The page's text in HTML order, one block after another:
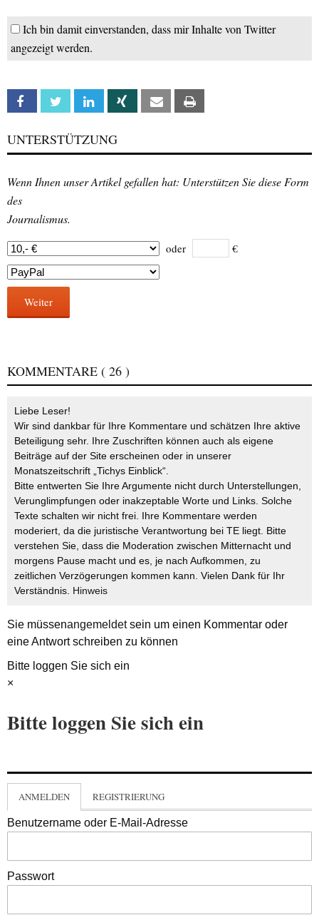
Ich bin damit einverstanden, dass mir Inhalte von Twitter
angezeigt werden.
Facebook Twitter Linkedin Xing Email
UNTERSTÜTZUNG
Wenn Ihnen unser Artikel gefallen hat: Unterstützen Sie diese Form
des
Journalismus.
oder €
Weiter
KOMMENTARE ( 26 )
Liebe Leser!
Wir sind dankbar für Ihre Kommentare und schätzen Ihre aktive
Beteiligung sehr. Ihre Zuschriften können auch als eigene
Beiträge auf der Site erscheinen oder in unserer
Monatszeitschrift „Tichys Einblick“.
Bitte entwerten Sie Ihre Argumente nicht durch Unterstellungen,
Verunglimpfungen oder inakzeptable Worte und Links. Solche
Texte schalten wir nicht frei. Ihre Kommentare werden
moderiert, da die juristische Verantwortung bei TE liegt. Bitte
verstehen Sie, dass die Moderation zwischen Mitternacht und
morgens Pause macht und es, je nach Aufkommen, zu
zeitlichen Verzögerungen kommen kann. Vielen Dank für Ihr
Verständnis. Hinweis
Sie müssenangemeldetsein um einen Kommentar oder
eine Antwort schreiben zu können
Bitte loggen Sie sich ein
×
Bitte loggen Sie sich ein
ANMELDEN REGISTRIERUNG
Benutzername oder E-Mail-Adresse
Passwort